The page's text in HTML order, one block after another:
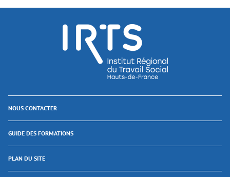
NOUS CONTACTER
GUIDE DES FORMATIONS
PLAN DU SITE